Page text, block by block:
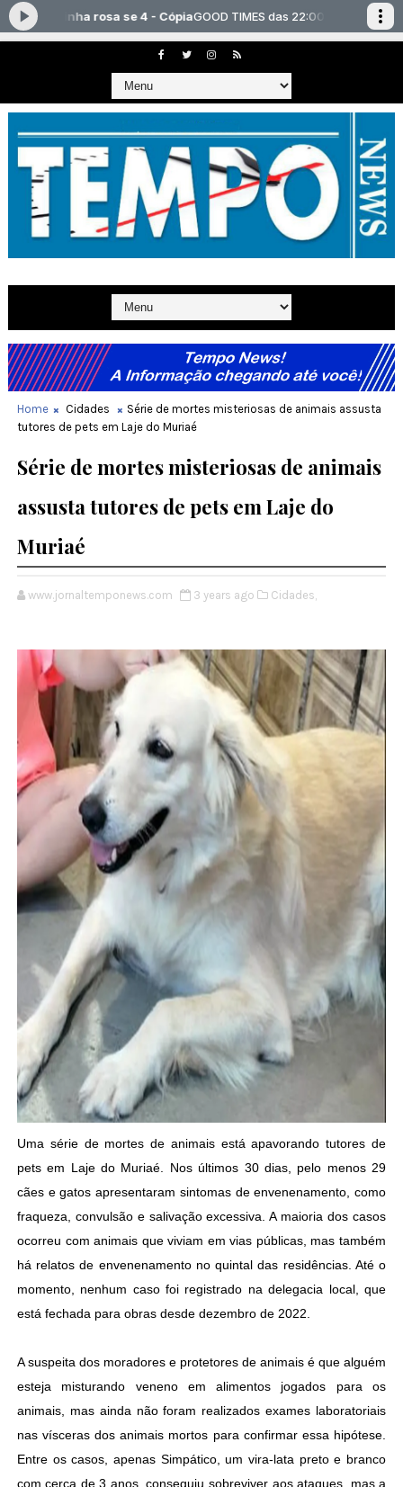
Home Cidades
Série de mortes misteriosas de animais assusta
tutores de pets em Laje do Muriaé
Série de mortes misteriosas de animais
assusta tutores de pets em Laje do
Muriaé
www.jornaltemponews.com 3 years ago Cidades,
Uma série de mortes de animais está apavorando tutores de
pets em Laje do Muriaé. Nos últimos 30 dias, pelo menos 29
cães e gatos apresentaram sintomas de envenenamento, como
fraqueza, convulsão e salivação excessiva. A maioria dos casos
ocorreu com animais que viviam em vias públicas, mas também
há relatos de envenenamento no quintal das residências. Até o
momento, nenhum caso foi registrado na delegacia local, que
está fechada para obras desde dezembro de 2022.
A suspeita dos moradores e protetores de animais é que alguém
esteja misturando veneno em alimentos jogados para os
animais, mas ainda não foram realizados exames laboratoriais
nas vísceras dos animais mortos para confirmar essa hipótese.
Entre os casos, apenas Simpático, um vira-lata preto e branco
com cerca de 3 anos, conseguiu sobreviver aos ataques, mas a